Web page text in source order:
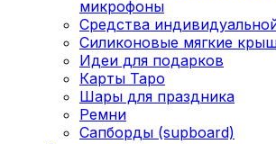
микрофоны
Средства
Силиконовые мягкие
Идеи для подарков
Карты Таро
Шары для праздника
Ремни
Сапборды (supboard)